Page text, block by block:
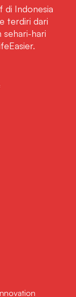
di Indonesia
terdiri dari
sehari-hari